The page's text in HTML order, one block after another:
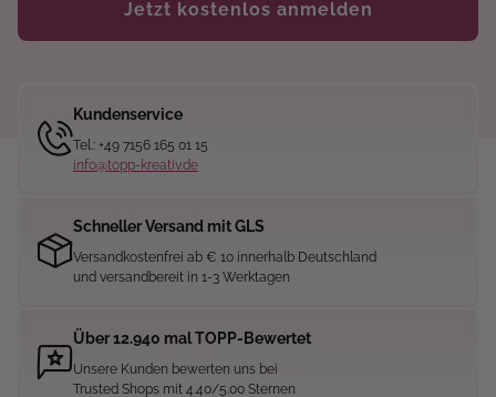
Jetzt kostenlos anmelden
Kundenservice
Tel.: +49 7156 165 01 15
info@topp-kreativ.de
Schneller Versand mit GLS
Versandkostenfrei ab € 10 innerhalb Deutschland
und versandbereit in 1-3 Werktagen
Über 12.940 mal TOPP-Bewertet
Unsere Kunden bewerten uns bei
Trusted Shops mit 4.40/5.00 Sternen